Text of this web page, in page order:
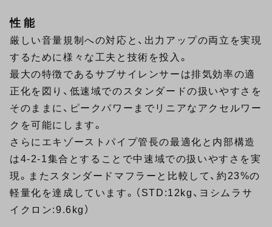
性能
厳しい音量規制への対応と、出力アップの両立を実現
するために様々な工夫と技術を投入。
最大の特徴であるサブサイレンサーは排気効率の適
正化を図り、低速域でのスタンダードの扱いやすさを
そのままに、ピークパワーまでリニアなアクセルワー
クを可能にします。
さらにエキゾーストパイプ管長の最適化と内部構造
は4-2-1集合とすることで中速域での扱いやすさを実
現。またスタンダードマフラーと比較して、約23%の
軽量化を達成しています。（STD:12kg、ヨシムラサ
イクロン:9.6kg）